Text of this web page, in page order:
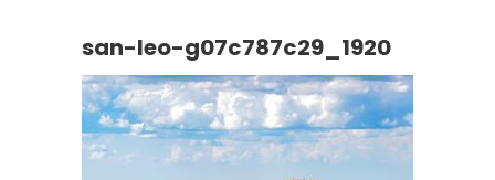
san-leo-g07c787c29_1920